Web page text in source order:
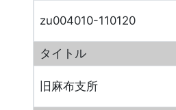
zu004010-110120
タイトル
旧麻布支所